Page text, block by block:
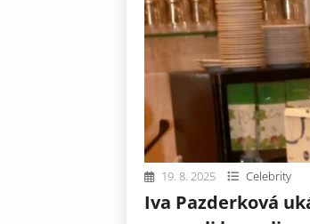
19. 8. 2025 Celebrity
Iva Pazderková